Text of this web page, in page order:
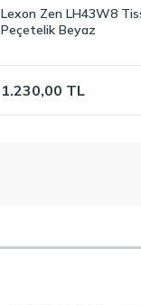
Lexon Zen LH43W8
Peçetelik Beyaz
1.230,00 TL